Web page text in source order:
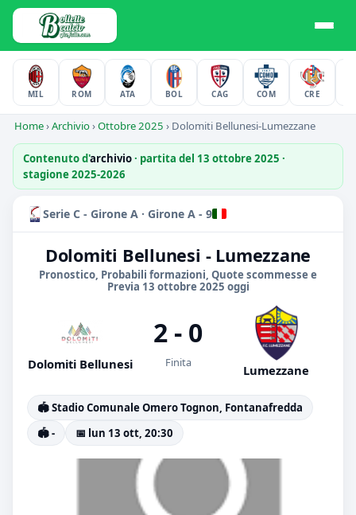
MIL ROM ATA BOL CAG COM CRE
Home›Archivio›Ottobre 2025 › Dolomiti Bellunesi-Lumezzane
Contenuto d'archivio· partita del 13 ottobre 2025 ·
stagione 2025-2026
Serie C - Girone A · Girone A - 9
Dolomiti Bellunesi - Lumezzane
Pronostico, Probabili formazioni, Quote scommesse e
Previa 13 ottobre 2025 oggi
Dolomiti Bellunesi
2 - 0
Finita
Lumezzane
🏟️ Stadio Comunale Omero Tognon, Fontanafredda
🏟️ -
📅 lun 13 ott, 20:30